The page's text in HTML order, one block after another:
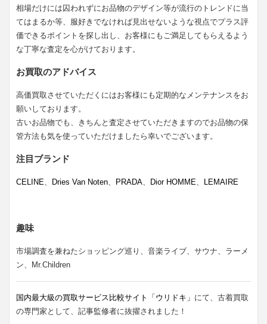
相場だけには囚われずにお品物のデザイン等が流行のトレンドに当
てはまるか等、服好きでなければ見出せないような視点でプラス評
価できるポイントを探し出し、お客様にもご満足してもらえるよう
な丁寧な査定を心がけております。
お買取のアドバイス
高価買取させていただくにはお客様にも定期的なメンテナンスをお
願いしております。
古いお品物でも、きちんと査定させていただきますのでお品物の保
管方法も気を使っていただけましたら幸いでございます。
注目ブランド
CELINE、 Dries Van Noten、 PRADA、 Dior HOMME、 LEMAIRE
趣味
市場調査を兼ねたショッピング巡り、音楽ライブ、サウナ、ラーメ
ン、Mr.Children
国内最大級の買取サービス比較サイト「ウリドキ」 にて、古着買取
の専門家として、記事監修者に抜擢されました！